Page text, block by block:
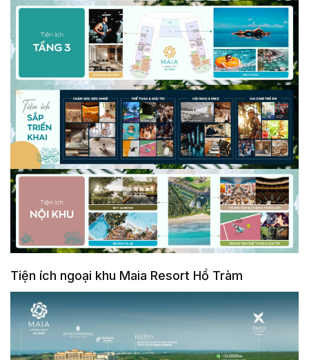
Tiện ích ngoại khu Maia Resort Hồ Tràm